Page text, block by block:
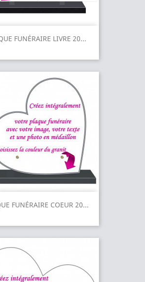
FUNÉRAIRE LIVRE 20...
FUNÉRAIRE COEUR 20...